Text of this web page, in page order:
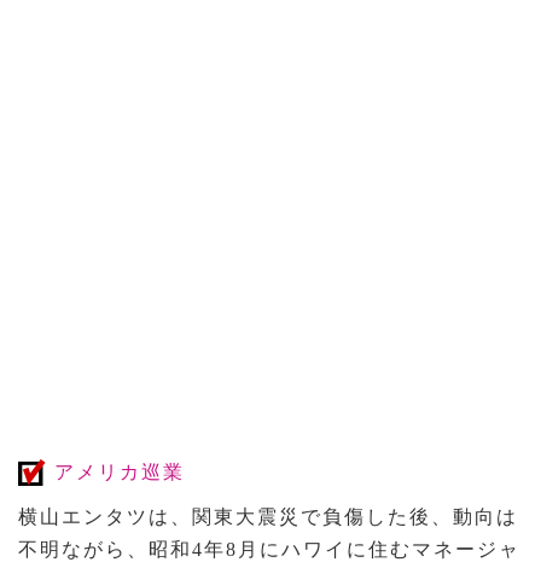
アメリカ巡業
横山エンタツは、関東大震災で負傷した後、動向は
不明ながら、昭和4年8月にハワイに住むマネージャ